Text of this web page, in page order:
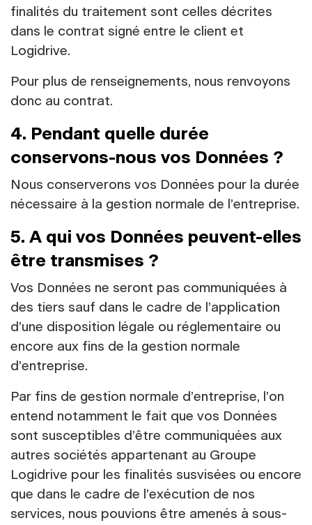
finalités du traitement sont celles décrites
dans le contrat signé entre le client et
Logidrive.
Pour plus de renseignements, nous renvoyons
donc au contrat.
4. Pendant quelle durée
conservons-nous vos Données ?
Nous conserverons vos Données pour la durée
nécessaire à la gestion normale de l’entreprise.
5. A qui vos Données peuvent-elles
être transmises ?
Vos Données ne seront pas communiquées à
des tiers sauf dans le cadre de l’application
d’une disposition légale ou réglementaire ou
encore aux fins de la gestion normale
d’entreprise.
Par fins de gestion normale d’entreprise, l’on
entend notamment le fait que vos Données
sont susceptibles d’être communiquées aux
autres sociétés appartenant au Groupe
Logidrive pour les finalités susvisées ou encore
que dans le cadre de l’exécution de nos
services, nous pouvions être amenés à sous-